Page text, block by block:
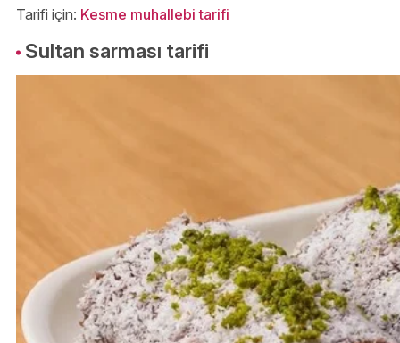
Tarifi için: Kesme muhallebi tarifi
Sultan sarması tarifi